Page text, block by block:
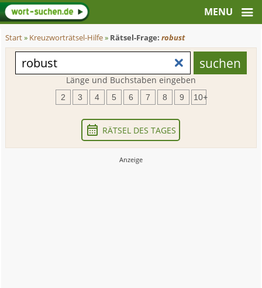
Start» Kreuzworträtsel-Hilfe» Rätsel-Frage:robust
Länge und Buchstaben eingeben
2 3 4 5 6 7 8 9 10+
RÄTSEL DES TAGES